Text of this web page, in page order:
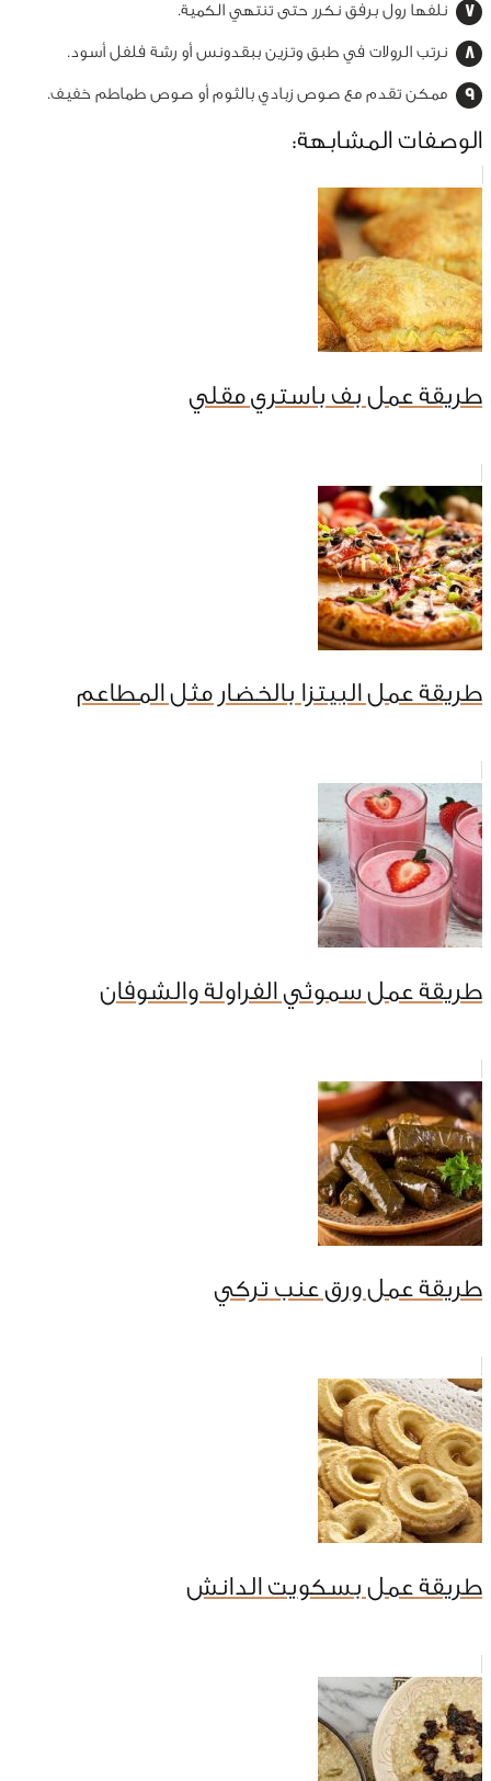
نلفها رول برفق نكرر حتى تنتهي الكمية.
نرتب الرولات في طبق وتزين ببقدونس أو رشة فلفل أسود.
ممكن تقدم مع صوص زبادي بالثوم أو صوص طماطم خفيف.
الوصفات المشابهة:
طريقة عمل بف باستري مقلي
طريقة عمل البيتزا بالخضار مثل المطاعم
طريقة عمل سموثي الفراولة والشوفان
طريقة عمل ورق عنب تركي
طريقة عمل بسكويت الدانش